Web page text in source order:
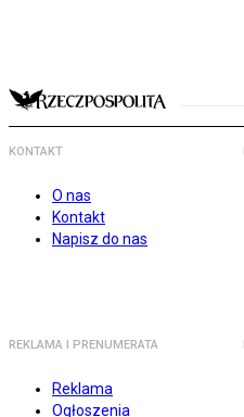
KONTAKT
O nas
Kontakt
Napisz do nas
REKLAMA I PRENUMERATA
Reklama
Ogłoszenia